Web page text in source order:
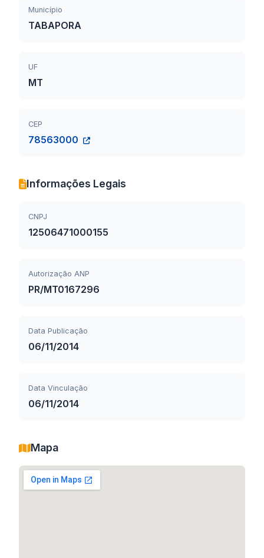
Município
TABAPORA
UF
MT
CEP
78563000
Informações Legais
CNPJ
12506471000155
Autorização ANP
PR/MT0167296
Data Publicação
06/11/2014
Data Vinculação
06/11/2014
Mapa